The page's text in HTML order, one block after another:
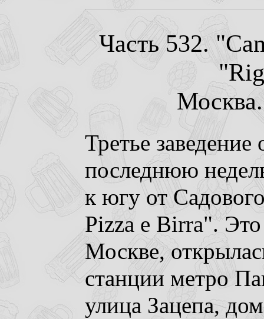
Часть 532.
Третье
последнюю
к югу от
Pizza e Birra".
Москве,
станции метро
улица Зацепа,